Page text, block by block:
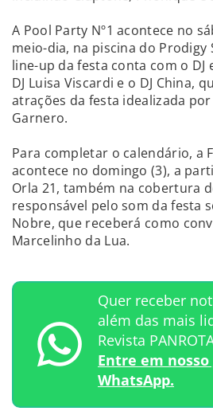
A Pool Party Nº1 acontece no
meio-dia, na piscina do Prodigy
line-up da festa conta com o DJ
DJ Luisa Viscardi e o DJ China,
atrações da festa idealizada
Garnero.
Para completar o calendário, a
acontece no domingo (3), a
Orla 21, também na cobertura
responsável pelo som da festa
Nobre, que receberá como
Marcelinho da Lua.
Quer receber
além das mais
Revista
Entre em
WhatsApp.